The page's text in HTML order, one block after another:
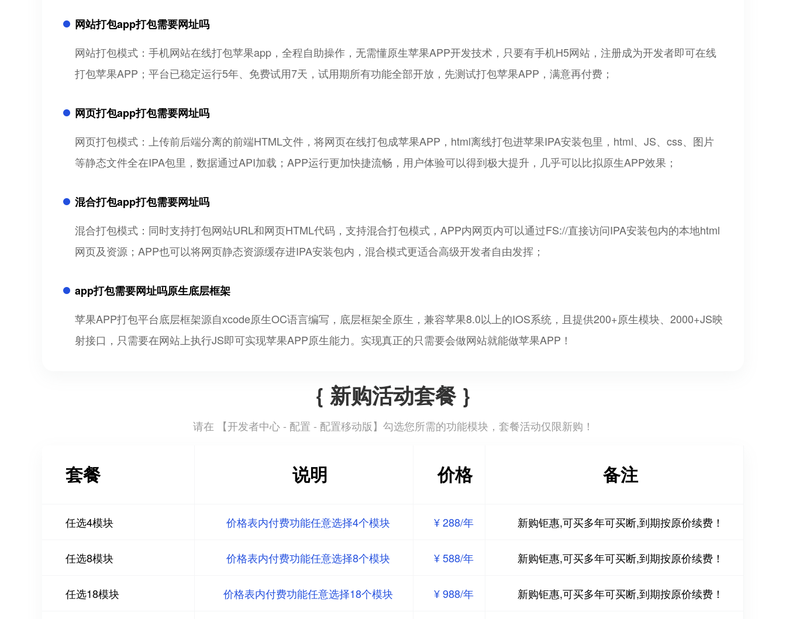
网站打包app打包需要网址吗
网站打包模式：手机网站在线打包苹果app，全程自助操作，无需懂原生苹果APP开发技术，只要有手机H5网站，注册成为开发者即可在线
打包苹果APP；平台已稳定运行5年、免费试用7天，试用期所有功能全部开放，先测试打包苹果APP，满意再付费；
网页打包app打包需要网址吗
网页打包模式：上传前后端分离的前端HTML文件，将网页在线打包成苹果APP，html离线打包进苹果IPA安装包里，html、JS、css、图片
等静态文件全在IPA包里，数据通过API加载；APP运行更加快捷流畅，用户体验可以得到极大提升，几乎可以比拟原生APP效果；
混合打包app打包需要网址吗
混合打包模式：同时支持打包网站URL和网页HTML代码，支持混合打包模式，APP内网页内可以通过FS://直接访问IPA安装包内的本地html
网页及资源；APP也可以将网页静态资源缓存进IPA安装包内，混合模式更适合高级开发者自由发挥；
app打包需要网址吗原生底层框架
苹果APP打包平台底层框架源自xcode原生OC语言编写，底层框架全原生，兼容苹果8.0以上的IOS系统，且提供200+原生模块、2000+JS映
射接口，只需要在网站上执行JS即可实现苹果APP原生能力。实现真正的只需要会做网站就能做苹果APP！
{ 新购活动套餐 }
请在 【开发者中心 - 配置 - 配置移动版】勾选您所需的功能模块，套餐活动仅限新购！
套餐 说明 价格 备注
任选4模块 价格表内付费功能任意选择4个模块 ¥ 288/年 新购钜惠,可买多年可买断,到期按原价续费！
任选8模块 价格表内付费功能任意选择8个模块 ¥ 588/年 新购钜惠,可买多年可买断,到期按原价续费！
任选18模块 价格表内付费功能任意选择18个模块 ¥ 988/年 新购钜惠,可买多年可买断,到期按原价续费！